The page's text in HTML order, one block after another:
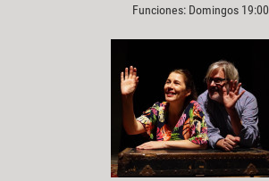
Funciones: Domingos 19:00